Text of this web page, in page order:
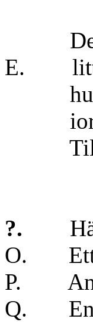
Denne
E.
huilka
iordh
Till
?.
O.
P.
Q.